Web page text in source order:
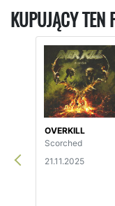
KUPUJĄCY
OVERKILL
Scorched
21.11.2025